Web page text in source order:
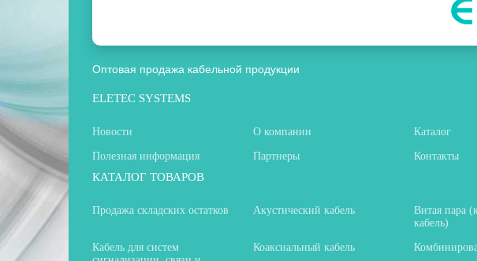
Оптовая продажа кабельной продукции
ELETEC SYSTEMS
Новости О компании Каталог
Полезная информация Партнеры Контакты
КАТАЛОГ ТОВАРОВ
Продажа складских остатков Акустический кабель
Витая пара
кабель)
Кабель для систем
Коаксиальный кабель